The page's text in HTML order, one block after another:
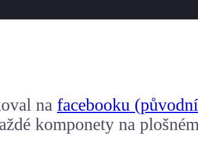
na facebooku
komponety na